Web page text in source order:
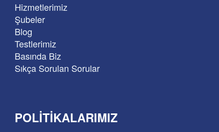
Hizmetlerimiz
Şubeler
Blog
Testlerimiz
Basında Biz
Sıkça Sorulan Sorular
POLITIKALARIMIZ